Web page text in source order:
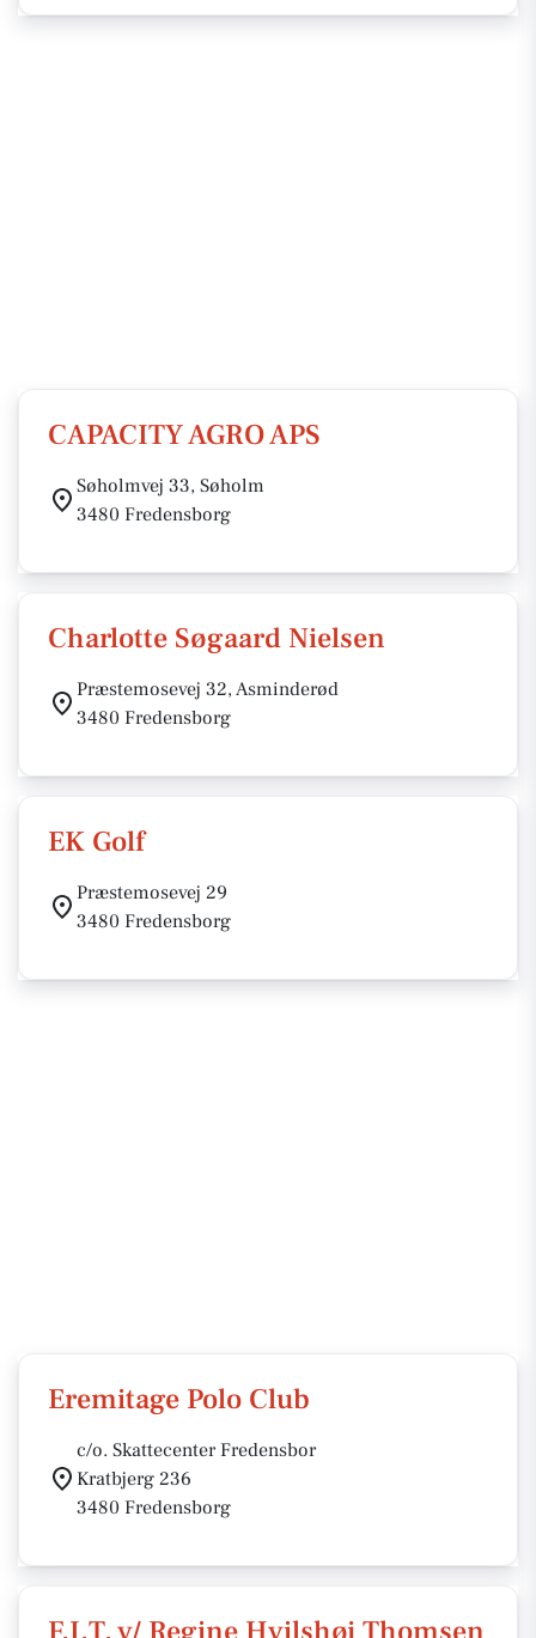
CAPACITY AGRO APS
Søholmvej 33, Søholm
3480 Fredensborg
Charlotte Søgaard Nielsen
Præstemosevej 32, Asminderød
3480 Fredensborg
EK Golf
Præstemosevej 29
3480 Fredensborg
Eremitage Polo Club
c/o. Skattecenter Fredensbor
Kratbjerg 236
3480 Fredensborg